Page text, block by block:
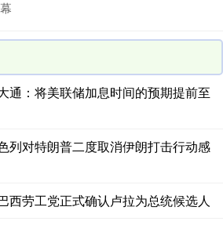
通：将美联储加息时间的预期提前至
列对特朗普二度取消伊朗打击行动感
西劳工党正式确认卢拉为总统候选人